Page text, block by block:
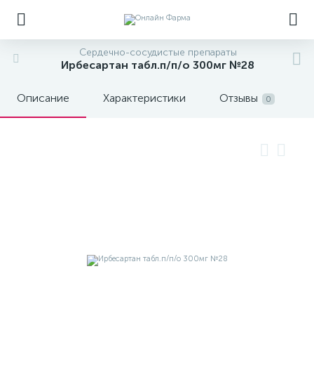
Сердечно-сосудистые препараты
Ирбесартан табл.п/п/о 300мг №28
Описание Характеристики Отзывы 0